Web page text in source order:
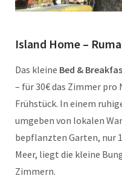
Island Home –
Das kleine Bed &
– für 30€ das Zimmer pro
Frühstück. In einem
umgeben von lokalen
bepflanzten Garten, nur
Meer, liegt die kleine
Zimmern.